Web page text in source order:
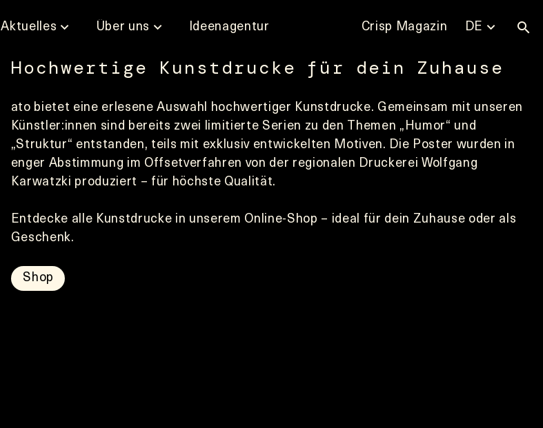
Aktuelles Über uns Ideenagentur Crisp Magazin DE
Hochwertige Kunstdrucke für dein Zuhause
ato bietet eine erlesene Auswahl hochwertiger Kunstdrucke. Gemeinsam mit unseren
Künstler:innen sind bereits zwei limitierte Serien zu den Themen „Humor“ und
„Struktur“ entstanden, teils mit exklusiv entwickelten Motiven. Die Poster wurden in
enger Abstimmung im Offsetverfahren von der regionalen Druckerei Wolfgang
Karwatzki produziert – für höchste Qualität.
Entdecke alle Kunstdrucke in unserem Online-Shop – ideal für dein Zuhause oder als
Geschenk.
Shop